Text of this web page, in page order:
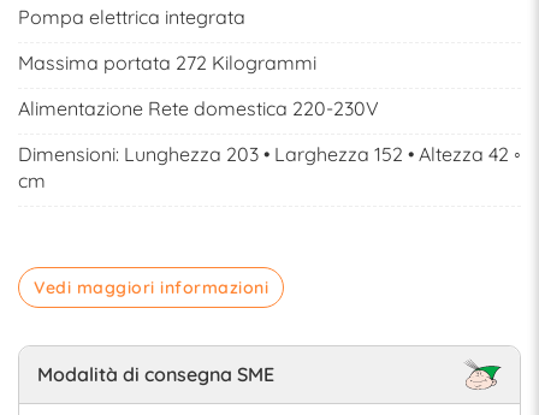
Pompa elettrica integrata
Massima portata 272 Kilogrammi
Alimentazione Rete domestica 220-230V
Dimensioni: Lunghezza 203 • Larghezza 152 • Altezza 42 ◦
cm
Vedi maggiori informazioni
Modalità di consegna SME